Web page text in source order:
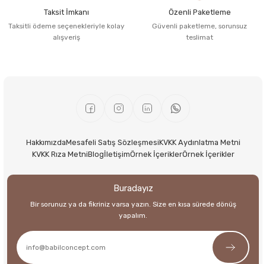
Taksit İmkanı
Taksitli ödeme seçenekleriyle kolay
alışveriş
Özenli Paketleme
Güvenli paketleme, sorunsuz
teslimat
HakkımızdaMesafeli Satış SözleşmesiKVKK Aydınlatma Metni
KVKK Rıza MetniBlogİletişimÖrnek İçeriklerÖrnek İçerikler
Buradayız
Bir sorunuz ya da fikriniz varsa yazın. Size en kısa sürede dönüş
yapalım.